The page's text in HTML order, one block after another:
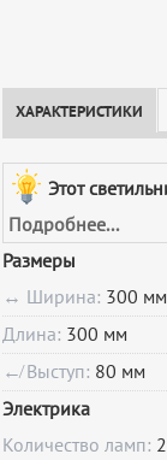
ХАРАКТЕРИСТИКИ
Этот
Подробнее...
Размеры
↔ Ширина: 300 мм
Длина: 300 мм
↚ Выступ: 80 мм
Электрика
Количество ламп: 2